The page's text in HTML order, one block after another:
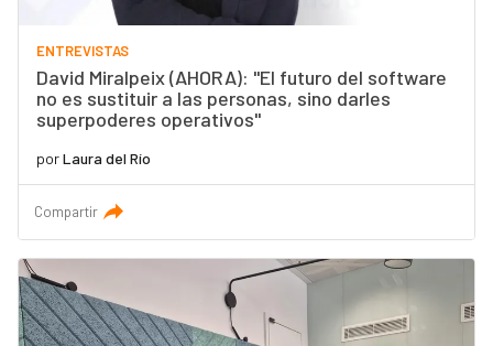
ENTREVISTAS
David Miralpeix (AHORA): "El futuro del software
no es sustituir a las personas, sino darles
superpoderes operativos"
porLaura del Río
Compartir